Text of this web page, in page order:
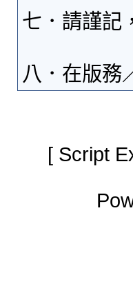
七．請謹記
八．在版務
[ Script